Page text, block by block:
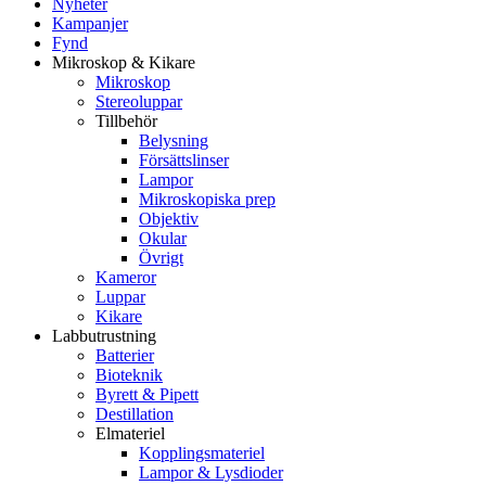
Nyheter
Kampanjer
Fynd
Mikroskop & Kikare
Mikroskop
Stereoluppar
Tillbehör
Belysning
Försättslinser
Lampor
Mikroskopiska prep
Objektiv
Okular
Övrigt
Kameror
Luppar
Kikare
Labbutrustning
Batterier
Bioteknik
Byrett & Pipett
Destillation
Elmateriel
Kopplingsmateriel
Lampor & Lysdioder